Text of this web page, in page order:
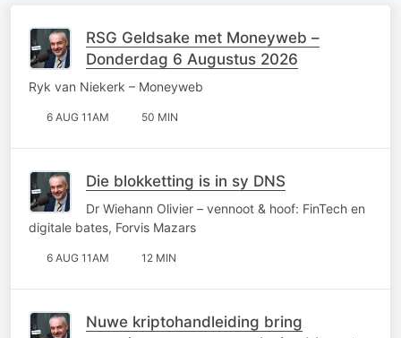
RSG Geldsake met Moneyweb –
Donderdag 6 Augustus 2026
Ryk van Niekerk – Moneyweb
6 AUG 11AM 50 MIN
Die blokketting is in sy DNS
Dr Wiehann Olivier – vennoot & hoof: FinTech en
digitale bates, Forvis Mazars
6 AUG 11AM 12 MIN
Nuwe kriptohandleiding bring